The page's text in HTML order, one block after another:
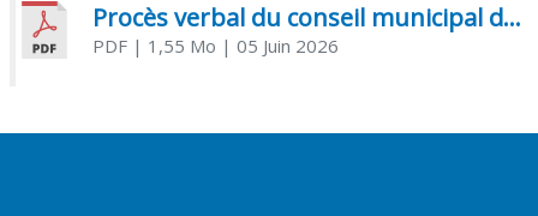
Procès verbal du conseil municipal du 05 juin 2026
PDF| 1,55 Mo | 05 Juin 2026